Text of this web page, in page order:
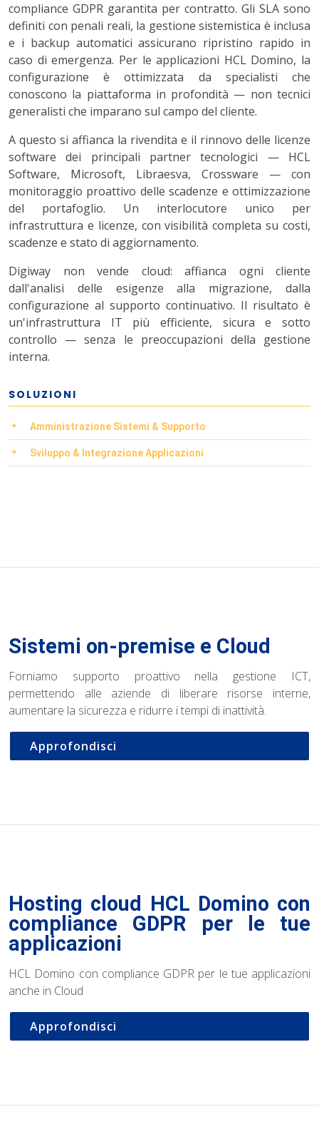
compliance GDPR garantita per contratto. Gli SLA sono
definiti con penali reali, la gestione sistemistica è inclusa
e i backup automatici assicurano ripristino rapido in
caso di emergenza. Per le applicazioni HCL Domino, la
configurazione è ottimizzata da specialisti che
conoscono la piattaforma in profondità — non tecnici
generalisti che imparano sul campo del cliente.
A questo si affianca la rivendita e il rinnovo delle licenze
software dei principali partner tecnologici — HCL
Software, Microsoft, Libraesva, Crossware — con
monitoraggio proattivo delle scadenze e ottimizzazione
del portafoglio. Un interlocutore unico per
infrastruttura e licenze, con visibilità completa su costi,
scadenze e stato di aggiornamento.
Digiway non vende cloud: affianca ogni cliente
dall'analisi delle esigenze alla migrazione, dalla
configurazione al supporto continuativo. Il risultato è
un'infrastruttura IT più efficiente, sicura e sotto
controllo — senza le preoccupazioni della gestione
interna.
SOLUZIONI
Amministrazione Sistemi & Supporto
Sviluppo & Integrazione Applicazioni
Sistemi on-premise e Cloud
Forniamo supporto proattivo nella gestione ICT,
permettendo alle aziende di liberare risorse interne,
aumentare la sicurezza e ridurre i tempi di inattività.
Approfondisci
Hosting cloud HCL Domino con
compliance GDPR per le tue
applicazioni
HCL Domino con compliance GDPR per le tue applicazioni
anche in Cloud
Approfondisci